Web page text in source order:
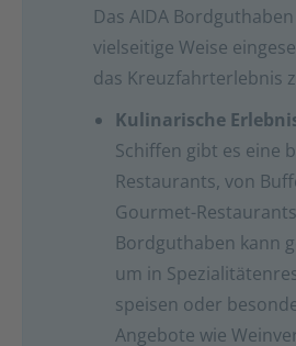
Das AIDA
vielseitige Weise
das Kreuzfahrterlebnis
Kulinarische
Schiffen gibt es eine
Restaurants, von
Gourmet-
Bordguthaben kann
um in
speisen oder
Angebote wie